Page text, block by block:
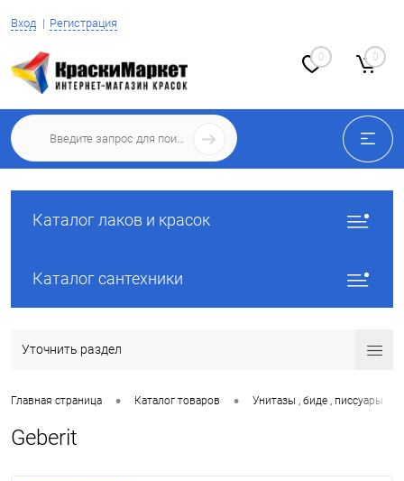
Вход Регистрация
0 0
Каталог лаков и красок
Каталог сантехники
Уточнить раздел
Главная страница • Каталог товаров • Унитазы , биде , писсуары
Geberit